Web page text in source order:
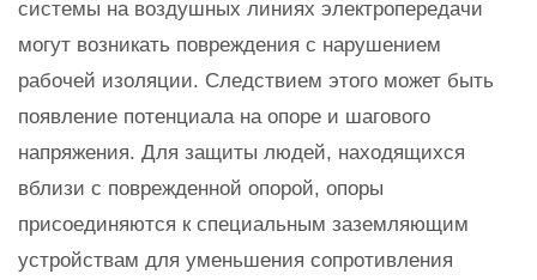
системы на воздушных линиях электропередачи
могут возникать повреждения с нарушением
рабочей изоляции. Следствием этого может быть
появление потенциала на опоре и шагового
напряжения. Для защиты людей, находящихся
вблизи с поврежденной опорой, опоры
присоединяются к специальным заземляющим
устройствам для уменьшения сопротивления